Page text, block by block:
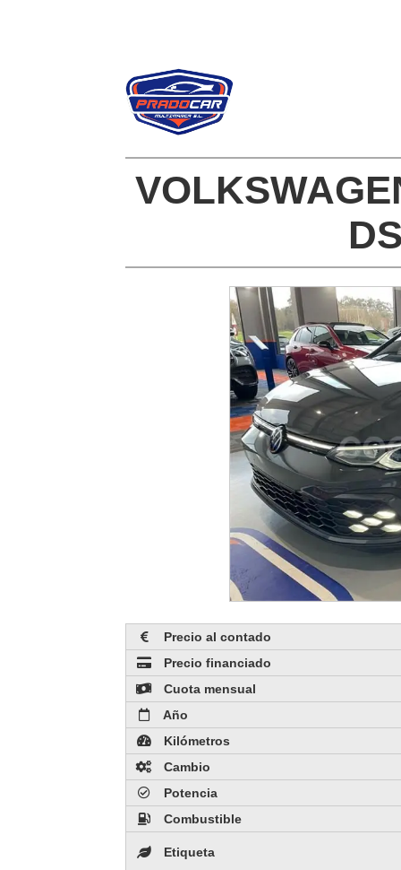
Precio al contado
Precio financiado
Cuota mensual
Año
Kilómetros
Cambio
Potencia
Combustible
Etiqueta